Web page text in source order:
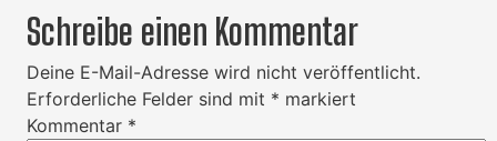
Schreibe einen Kommentar
Deine E-Mail-Adresse wird nicht veröffentlicht.
Erforderliche Felder sind mit * markiert
Kommentar *